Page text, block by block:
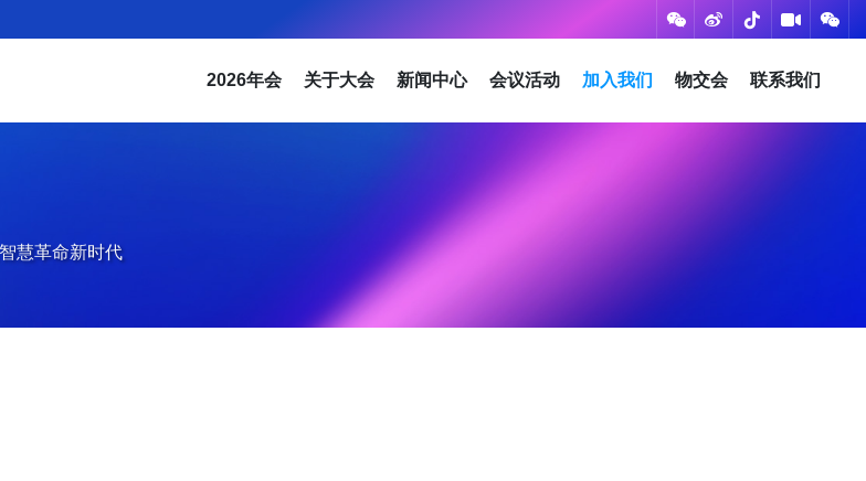
2026年会 关于大会 新闻中心 会议活动 加入我们 物交会 联系我们
慧革命新时代